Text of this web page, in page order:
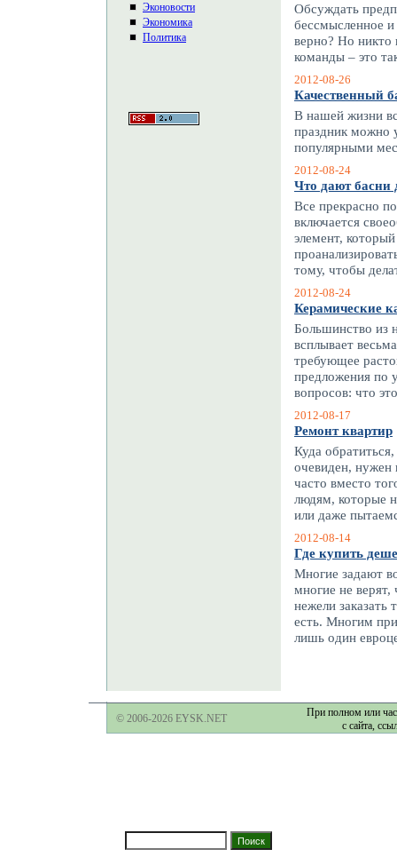
Обсуждать
бессмысленное
верно? Но никто
команды – это
2012-08-26
Качественный
В нашей жизни
праздник можно
популярными
2012-08-24
Что дают басни
Все прекрасно
включается
элемент,
тому, чтобы
2012-08-24
Керамические
Большинство из
всплывает
требующее
предложения по
вопросов: что
2012-08-17
Ремонт квартир
Куда
очевиден, нужен
часто вместо
людям, которые
или даже
2012-08-14
Где купить
Многие задают
многие не
нежели заказать
есть. Многим
лишь один
Эконовости
Экономика
Политика
© 2006-2026 EYSK.NET
При полном или
с сайта,